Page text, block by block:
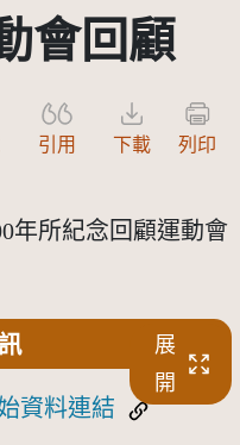
會回顧
引用 下載 列印
年所紀念回顧運動會
展
開
資料連結